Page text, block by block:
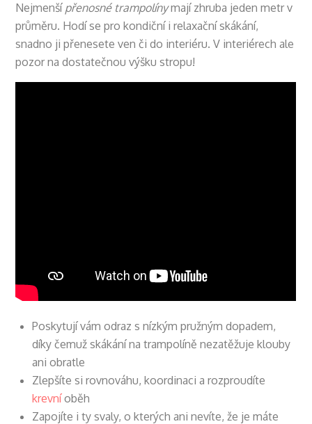
Nejmenší přenosné trampolínymají zhruba jeden metr v
průměru. Hodí se pro kondiční i relaxační skákání,
snadno ji přenesete ven či do interiéru. V interiérech ale
pozor na dostatečnou výšku stropu!
Poskytují vám odraz s nízkým pružným dopadem,
díky čemuž skákání na trampolíně nezatěžuje klouby
ani obratle
Zlepšíte si rovnováhu, koordinaci a rozproudíte
krevníoběh
Zapojíte i ty svaly, o kterých ani nevíte, že je máte